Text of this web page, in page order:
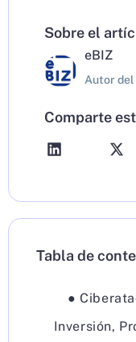
Sobre el
eBIZ
Autor
Comparte
Tabla de
●
Inversión,